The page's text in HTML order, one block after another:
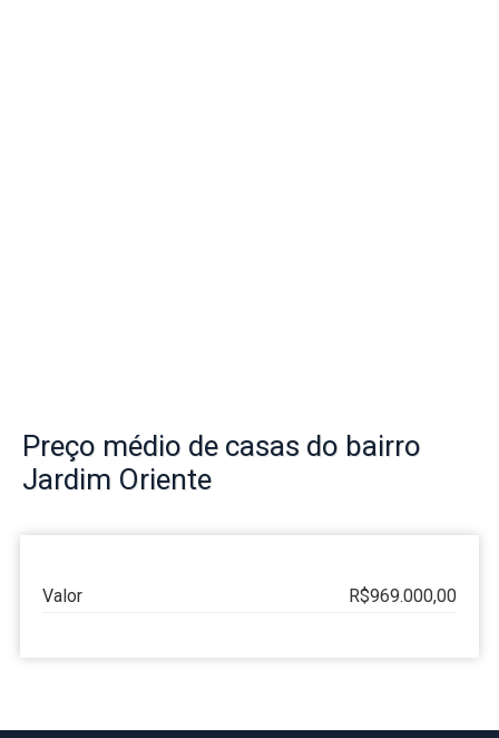
Preço médio de casas do bairro
Jardim Oriente
Valor R$969.000,00